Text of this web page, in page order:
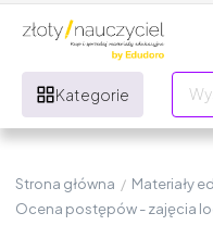
Kategorie
Strona główna / Materiały
Ocena postępów - zajęcia